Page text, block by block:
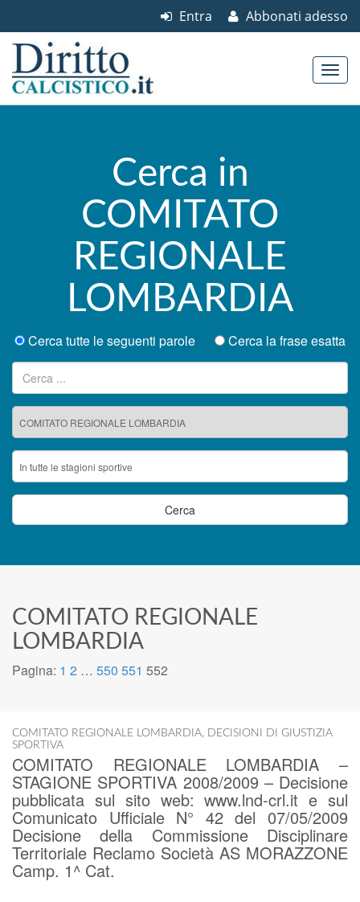
Abbonati adesso
Entra
Cerca in
COMITATO
REGIONALE
LOMBARDIA
Cerca tutte le seguenti parole
Cerca la frase esatta
Ricerca per:
COMITATO REGIONALE
LOMBARDIA
Pagina: 1 2 … 550 551 552
COMITATO REGIONALE LOMBARDIA, DECISIONI DI GIUSTIZIA
SPORTIVA
COMITATO REGIONALE LOMBARDIA –
STAGIONE SPORTIVA 2008/2009 – Decisione
pubblicata sul sito web: www.lnd-crl.it e sul
Comunicato Ufficiale N° 42 del 07/05/2009
Decisione della Commissione Disciplinare
Territoriale Reclamo Società AS MORAZZONE
Camp. 1^ Cat.